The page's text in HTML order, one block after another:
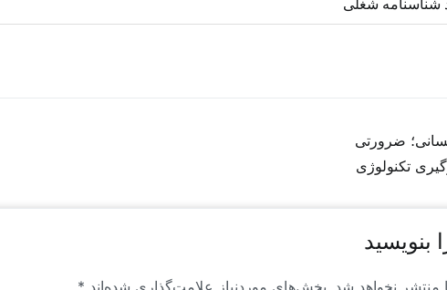
به کیفیت محتوا وفادارند. مطالب و یادداشت‌هایی که در وب سایت منتشر می‌شوند،
شناسنامه شغلی
ضرورتی
تکنولوژی
بنویسید